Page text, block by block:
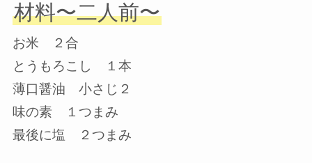
材料〜二人前〜
お米 ２合
とうもろこし １本
薄口醤油 小さじ２
味の素 １つまみ
最後に塩 ２つまみ